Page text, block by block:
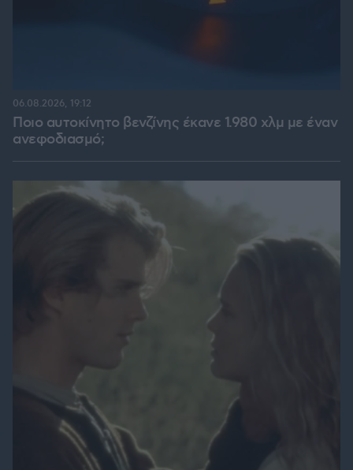
Ποιο αυτοκίνητο βενζίνης έκανε 1.980 χλμ με έναν
ανεφοδιασμό;
06.08.2026, 19:12